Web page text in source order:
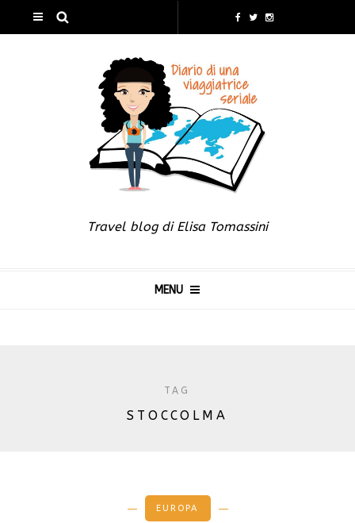
Travel blog di Elisa Tomassini
MENU
TAG
STOCCOLMA
EUROPA